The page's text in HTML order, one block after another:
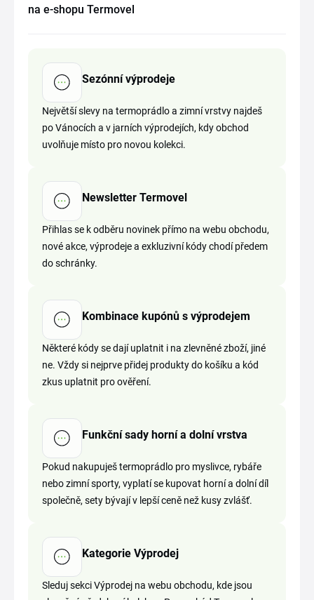
na e-shopu Termovel
Sezónní výprodeje
Největší slevy na termoprádlo a zimní vrstvy najdeš
po Vánocích a v jarních výprodejích, kdy obchod
uvolňuje místo pro novou kolekci.
Newsletter Termovel
Přihlas se k odběru novinek přímo na webu obchodu,
nové akce, výprodeje a exkluzivní kódy chodí předem
do schránky.
Kombinace kupónů s výprodejem
Některé kódy se dají uplatnit i na zlevněné zboží, jiné
ne. Vždy si nejprve přidej produkty do košíku a kód
zkus uplatnit pro ověření.
Funkční sady horní a dolní vrstva
Pokud nakupuješ termoprádlo pro myslivce, rybáře
nebo zimní sporty, vyplatí se kupovat horní a dolní díl
společně, sety bývají v lepší ceně než kusy zvlášť.
Kategorie Výprodej
Sleduj sekci Výprodej na webu obchodu, kde jsou